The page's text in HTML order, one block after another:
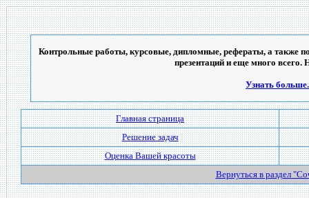
Контрольные работы, курсовые, дипломные, рефераты, а также
презентаций и еще много всего.
Узнать
Главная страница
Решение задач
Оценка Вашей красоты
Вернуться в раздел